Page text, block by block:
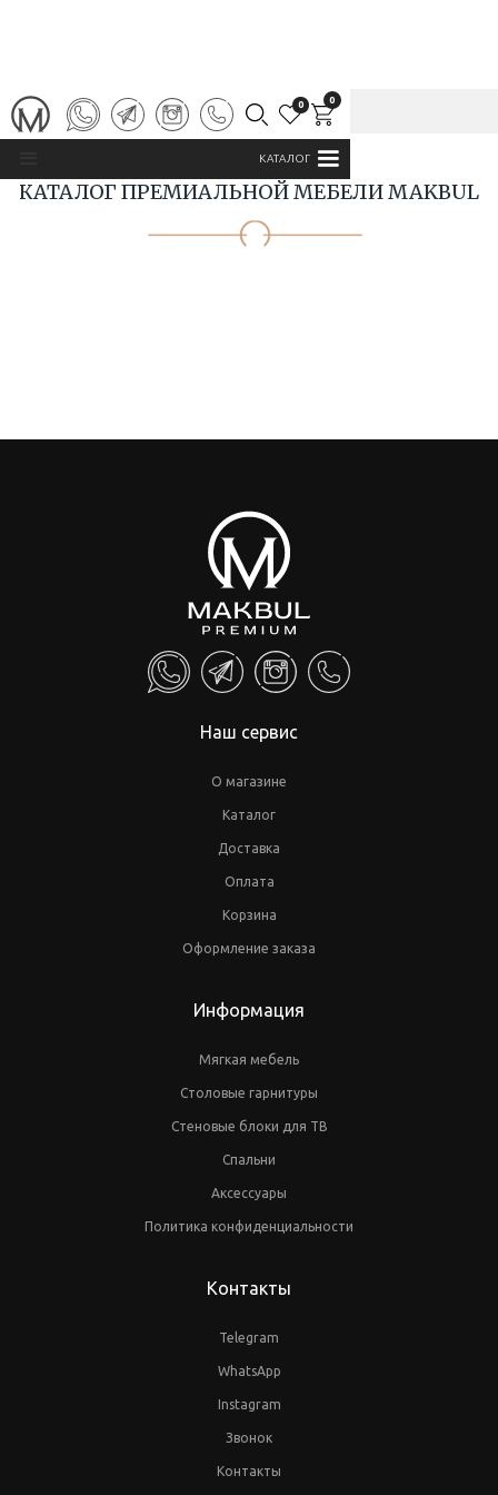
0 0
КАТАЛОГ
ГЛАВНАЯ КАТАЛОГ MAKBUL
КАТАЛОГ ПРЕМИАЛЬНОЙ МЕБЕЛИ MAKBUL
Наш сервис
О магазине
Каталог
Доставка
Оплата
Корзина
Оформление заказа
Информация
Мягкая мебель
Столовые гарнитуры
Стеновые блоки для ТВ
Спальни
Аксессуары
Политика конфиденциальности
Контакты
Telegram
WhatsApp
Instagram
Звонок
Контакты